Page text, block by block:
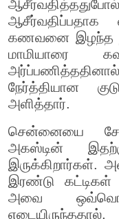
ஆசீர்வதிப்பதாக
கணவனை இழந்த
மாமியாரை
நேர்த்தியான
அளித்தார்.
சென்னையை
அகஸ்டின்
இருக்கிறார்கள்.
இரண்டு கட்டிகள்
அவை